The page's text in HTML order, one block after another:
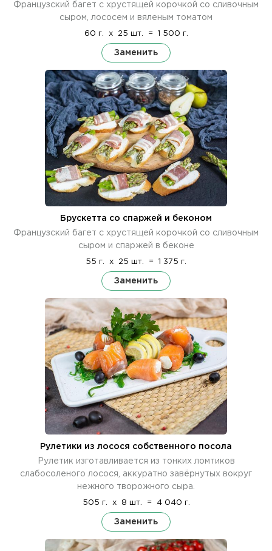
Французский багет с хрустящей корочкой со сливочным
сыром, лососем и вяленым томатом
60 г. x 25 шт. = 1 500 г.
Заменить
Брускетта со спаржей и беконом
Французский багет с хрустящей корочкой со сливочным
сыром и спаржей в беконе
55 г. x 25 шт. = 1 375 г.
Заменить
Рулетики из лосося собственного посола
Рулетик изготавливается из тонких ломтиков
слабосоленого лосося, аккуратно завёрнутых вокруг
нежного творожного сыра.
505 г. x 8 шт. = 4 040 г.
Заменить